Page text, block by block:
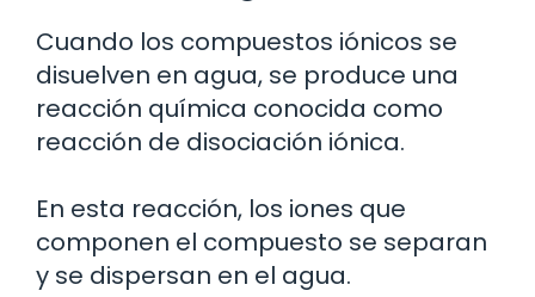
Cuando los compuestos iónicos se
disuelven en agua, se produce una
reacción química conocida como
reacción de disociación iónica.
En esta reacción, los iones que
componen el compuesto se separan
y se dispersan en el agua.